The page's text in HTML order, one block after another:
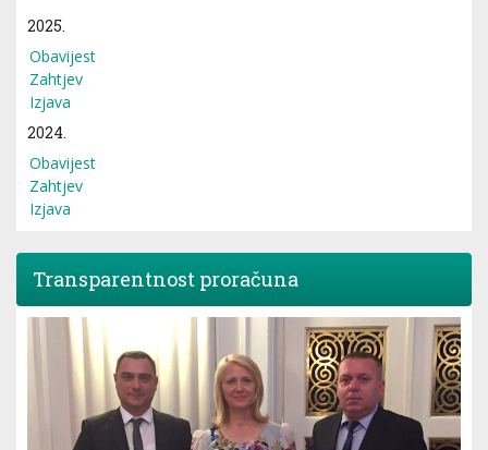
2025.
Obavijest
Zahtjev
Izjava
2024.
Obavijest
Zahtjev
Izjava
Transparentnost proračuna